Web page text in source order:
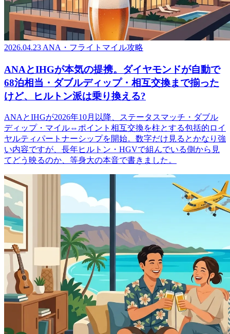
2026.04.23 ANA・フライトマイル攻略
ANAとIHGが本気の提携。ダイヤモンドが自動で
68泊相当・ダブルディップ・相互交換まで揃った
けど、ヒルトン派は乗り換える?
ANAとIHGが2026年10月以降、ステータスマッチ・ダブル
ディップ・マイル⇔ポイント相互交換を柱とする包括的ロイ
ヤルティパートナーシップを開始。数字だけ見るとかなり強
い内容ですが、長年ヒルトン・HGVで組んでいる側から見
てどう映るのか、等身大の本音で書きました。